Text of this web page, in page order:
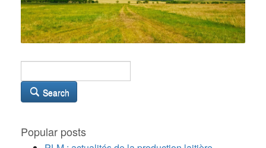
Search
Popular posts